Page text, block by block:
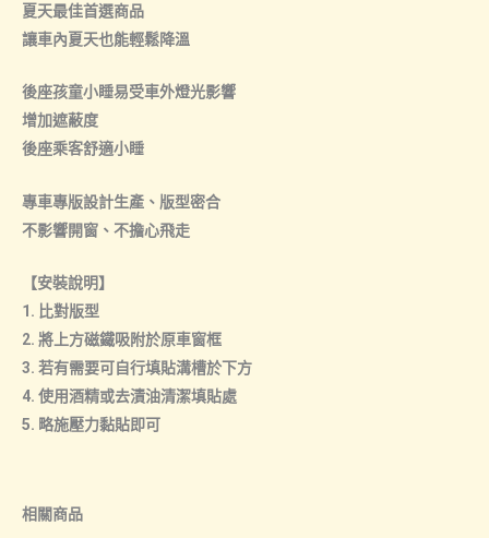
夏天最佳首選商品
讓車內夏天也能輕鬆降溫
後座孩童小睡易受車外燈光影響
增加遮蔽度
後座乘客舒適小睡
專車專版設計生產、版型密合
不影響開窗、不擔心飛走
【安裝說明】
1. 比對版型
2. 將上方磁鐵吸附於原車窗框
3. 若有需要可自行填貼溝槽於下方
4. 使用酒精或去漬油清潔填貼處
5. 略施壓力黏貼即可
相關商品